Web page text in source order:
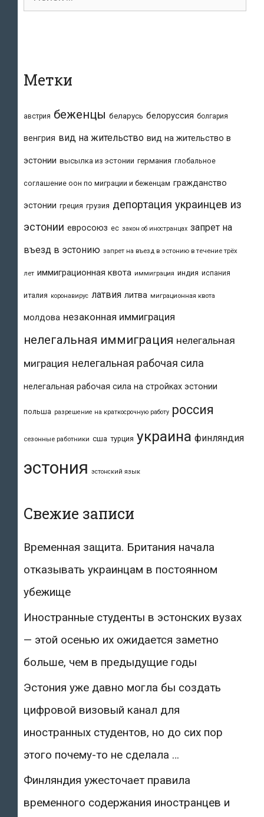
для:
Метки
австрия беженцы беларусь белоруссия болгария
венгрия вид на жительство вид на жительство в
эстонии высылка из эстонии германия глобальное
соглашение оон по миграции и беженцам гражданство
эстонии греция грузия депортация украинцев из
эстонии евросоюз ес закон об иностранцах запрет на
въезд в эстонию запрет на въезд в эстонию в течение трёх
лет иммиграционная квота иммиграция индия испания
италия коронавирус латвия литва миграционная квота
молдова незаконная иммиграция
нелегальная иммиграция нелегальная
миграция нелегальная рабочая сила
нелегальная рабочая сила на стройках эстонии
польша разрешение на краткосрочную работу россия
сезонные работники сша турция украина финляндия
эстония эстонский язык
Свежие записи
Временная защита. Британия начала
отказывать украинцам в постоянном
убежище
Иностранные студенты в эстонских вузах
— этой осенью их ожидается заметно
больше, чем в предыдущие годы
Эстония уже давно могла бы создать
цифровой визовый канал для
иностранных студентов, но до сих пор
этого почему-то не сделала …
Финляндия ужесточает правила
временного содержания иностранцев и